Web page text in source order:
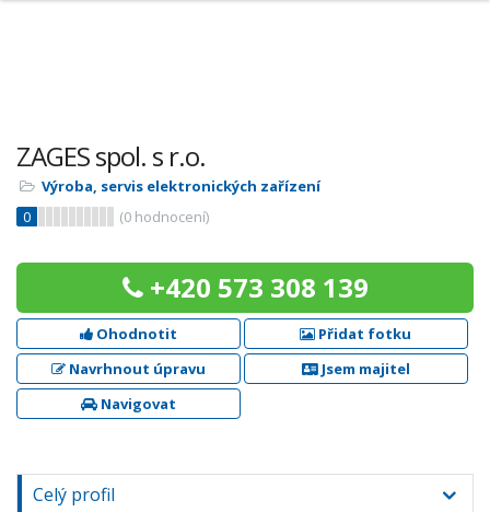
ZAGES spol. s r.o.
Výroba, servis elektronických zařízení
0
(0 hodnocení)
+420 573 308 139
Ohodnotit
Přidat fotku
Navrhnout úpravu
Jsem majitel
Navigovat
Celý profil